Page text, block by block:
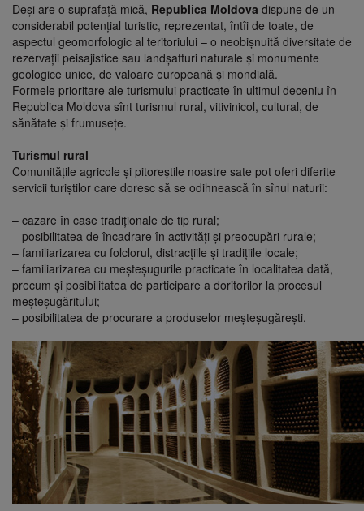
Deşi are o suprafaţă mică, Republica Moldova dispune de un
considerabil potenţial turistic, reprezentat, întîi de toate, de
aspectul geomorfologic al teritoriului – o neobişnuită diversitate de
rezervaţii peisajistice sau landşafturi naturale şi monumente
geologice unice, de valoare europeană şi mondială.
Formele prioritare ale turismului practicate în ultimul deceniu în
Republica Moldova sînt turismul rural, vitivinicol, cultural, de
sănătate şi frumuseţe.
Turismul rural
Comunităţile agricole şi pitoreştile noastre sate pot oferi diferite
servicii turiştilor care doresc să se odihnească în sînul naturii:
– cazare în case tradiţionale de tip rural;
– posibilitatea de încadrare în activităţi şi preocupări rurale;
– familiarizarea cu folclorul, distracţiile şi tradiţiile locale;
– familiarizarea cu meşteşugurile practicate în localitatea dată,
precum şi posibilitatea de participare a doritorilor la procesul
meşteşugăritului;
– posibilitatea de procurare a produselor meşteşugăreşti.